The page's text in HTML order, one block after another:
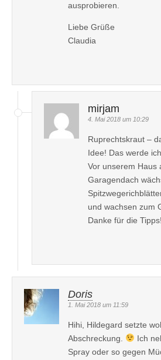
ausprobieren.
Liebe Grüße
Claudia
mirjam
4. Mai 2018 um 10:29
Ruprechtskraut –
Idee! Das werde
Vor unserem Haus
Garagendach
und wachsen zum
Danke für die Tipps!
Doris
1. Mai 2018 um 11:59
Hihi, Hildegard setzte
Abschreckung.
Ich
Spray oder so gegen